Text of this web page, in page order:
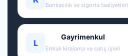
Bankacılık ve sigorta faaliyetleri
L
Gayrimenkul
Emlak kiralama ve satış işleri